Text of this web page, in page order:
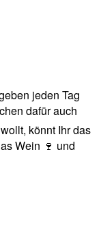
jeden Tag
dafür auch
könnt Ihr das
Wein 🍷 und